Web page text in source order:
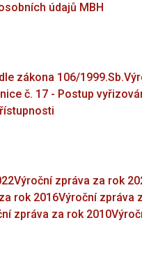
údajů MBH
zákona 106/1999.Sb.
č. 17 - Postup
Výroční zpráva za rok
rok 2016Výroční zpráva
zpráva za rok 2010